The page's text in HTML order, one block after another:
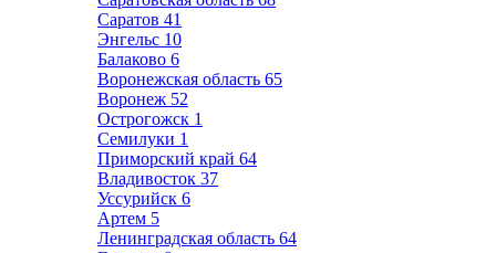
Саратов 41
Энгельс 10
Балаково 6
Воронежская область 65
Воронеж 52
Острогожск 1
Семилуки 1
Приморский край 64
Владивосток 37
Уссурийск 6
Артем 5
Ленинградская область 64